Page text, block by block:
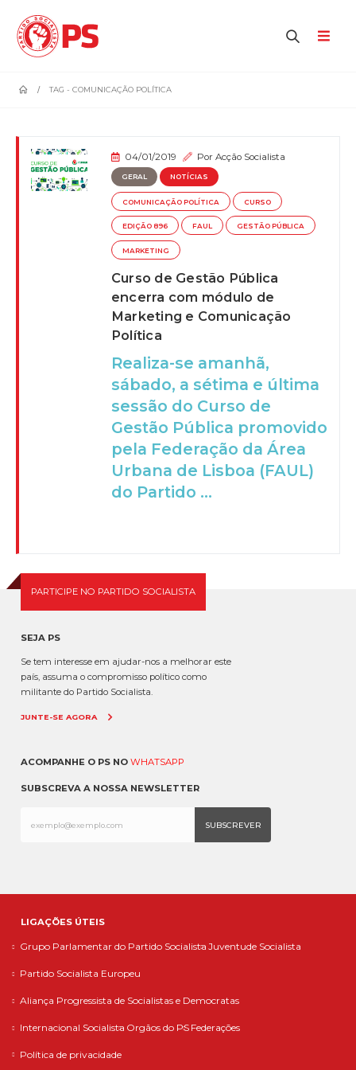
TAG - COMUNICAÇÃO POLÍTICA
04/01/2019 PorAcção Socialista
GERAL NOTÍCIAS
COMUNICAÇÃO POLÍTICA CURSO
EDIÇÃO 896 FAUL GESTÃO PÚBLICA
MARKETING
Curso de Gestão Pública
encerra com módulo de
Marketing e Comunicação
Política
Realiza-se amanhã,
sábado, a sétima e última
sessão do Curso de
Gestão Pública promovido
pela Federação da Área
Urbana de Lisboa (FAUL)
do Partido ...
PARTICIPE NO PARTIDO SOCIALISTA
SEJA PS
Se tem interesse em ajudar-nos a melhorar este
país, assuma o compromisso político como
militante do Partido Socialista.
JUNTE-SE AGORA
ACOMPANHE O PS NO WHATSAPP
SUBSCREVA A NOSSA NEWSLETTER
LIGAÇÕES ÚTEIS
Grupo Parlamentar do Partido Socialista Juventude Socialista
Partido Socialista Europeu
Aliança Progressista de Socialistas e Democratas
Internacional Socialista Orgãos do PS Federações
Política de privacidade